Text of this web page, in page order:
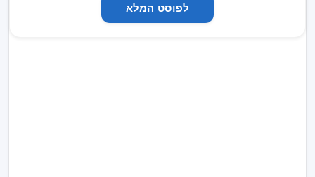
יוצא עם בת 18 גיל 17 שבר בגולגולת עבדתי במטבח,
לפוסט המלא